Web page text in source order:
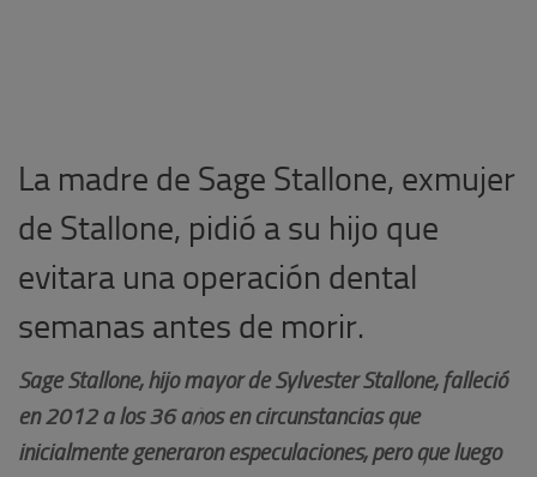
La madre de Sage Stallone, exmujer
de Stallone, pidió a su hijo que
evitara una operación dental
semanas antes de morir.
Sage Stallone, hijo mayor de Sylvester Stallone, falleció
en 2012 a los 36 años en circunstancias que
inicialmente generaron especulaciones, pero que luego